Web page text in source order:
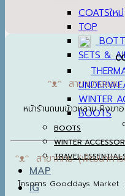
COATS
TOP
SETS &
WINTER
BOOTS
BOOTS
WINTER
TRAVEL
MAP
IG
ᵔᴥᵔ สาขาบางแ
หน้าร้านถนนข้าวหลาม ฝั่งข
ᵔᴥᵔ สาขากทม. (พัฒนาก
โครงการ Gooddays Market